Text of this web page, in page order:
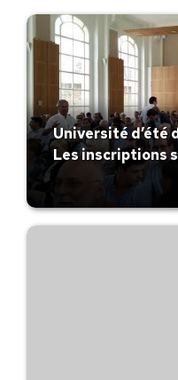
Université d’été
Les inscriptions